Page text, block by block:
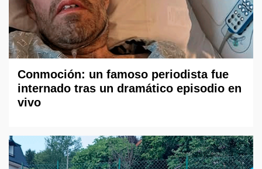
Conmoción: un famoso periodista fue
internado tras un dramático episodio en
vivo